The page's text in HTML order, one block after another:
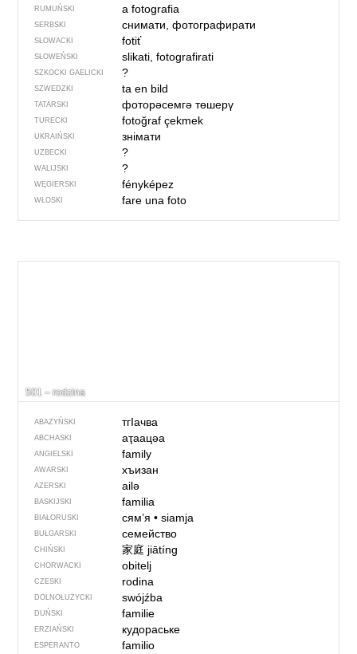
RUMUŃSKI a fotografia
SERBSKI снимати, фотографирати
SŁOWACKI fotiť
SŁOWEŃSKI slikati, fotografirati
SZKOCKI GAELICKI ?
SZWEDZKI ta en bild
TATARSKI фоторәсемгә төшерү
TURECKI fotoğraf çekmek
UKRAIŃSKI знімати
UZBECKI ?
WALIJSKI ?
WĘGIERSKI fényképez
WŁOSKI fare una foto
501 – rodzina
ABAZYŃSKI тгIачва
ABCHASKI аҭаацәа
ANGIELSKI family
AWARSKI хъизан
AZERSKI ailə
BASKIJSKI familia
BIAŁORUSKI сям’я• siamja
BUŁGARSKI семейство
CHIŃSKI 家庭 jiātíng
CHORWACKI obitelj
CZESKI rodina
DOLNOŁUŻYCKI swójźba
DUŃSKI familie
ERZIAŃSKI кудораське
ESPERANTO familio